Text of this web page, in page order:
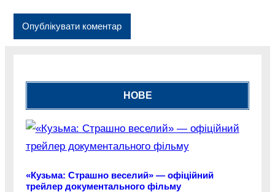
НОВЕ
«Кузьма: Страшно веселий» — офіційний
трейлер документального фільму